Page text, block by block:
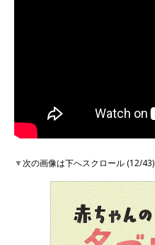
▼次の画像は下へスクロール (12/43)